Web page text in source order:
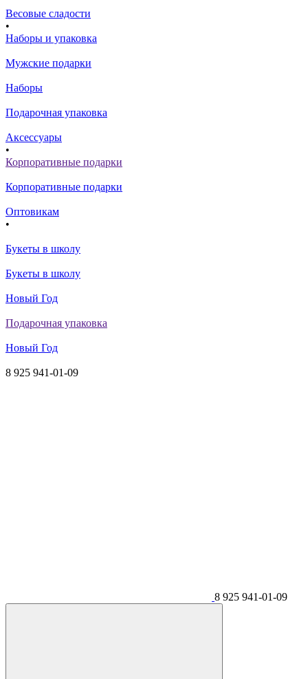
Весовые сладости
•
Наборы и упаковка
Мужские подарки
Наборы
Подарочная упаковка
Аксессуары
•
Корпоративные подарки
Корпоративные подарки
Оптовикам
•
Букеты в школу
Букеты в школу
Новый Год
Подарочная упаковка
Новый Год
8 925 941-01-09
8 925 941-01-09